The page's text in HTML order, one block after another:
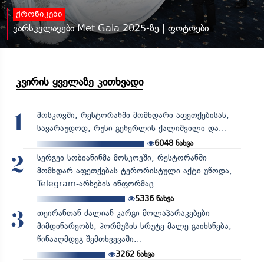
ქრონიკები
ვარსკვლავები Met Gala 2025-ზე | ფოტოები
კვირის ყველაზე კითხვადი
1
მოსკოვში, რესტორანში მომხდარი აფეთქებისას,
სავარაუდოდ, რუსი გენერლის ქალიშვილი და...
6048 ნახვა
2
სერგეი სობიანინმა მოსკოვში, რესტორანში
მომხდარ აფეთქებას ტერორისტული აქტი უწოდა,
Telegram-არხების ინფორმაც...
5336ნახვა
3
თეირანთან ძალიან კარგი მოლაპარაკებები
მიმდინარეობს, ჰორმუზის სრუტე მალე გაიხსნება,
წინააღმდეგ შემთხვევაში...
3262ნახვა